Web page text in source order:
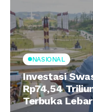
NASIONAL
Investasi
Rp74,54
Terbuka Lebar